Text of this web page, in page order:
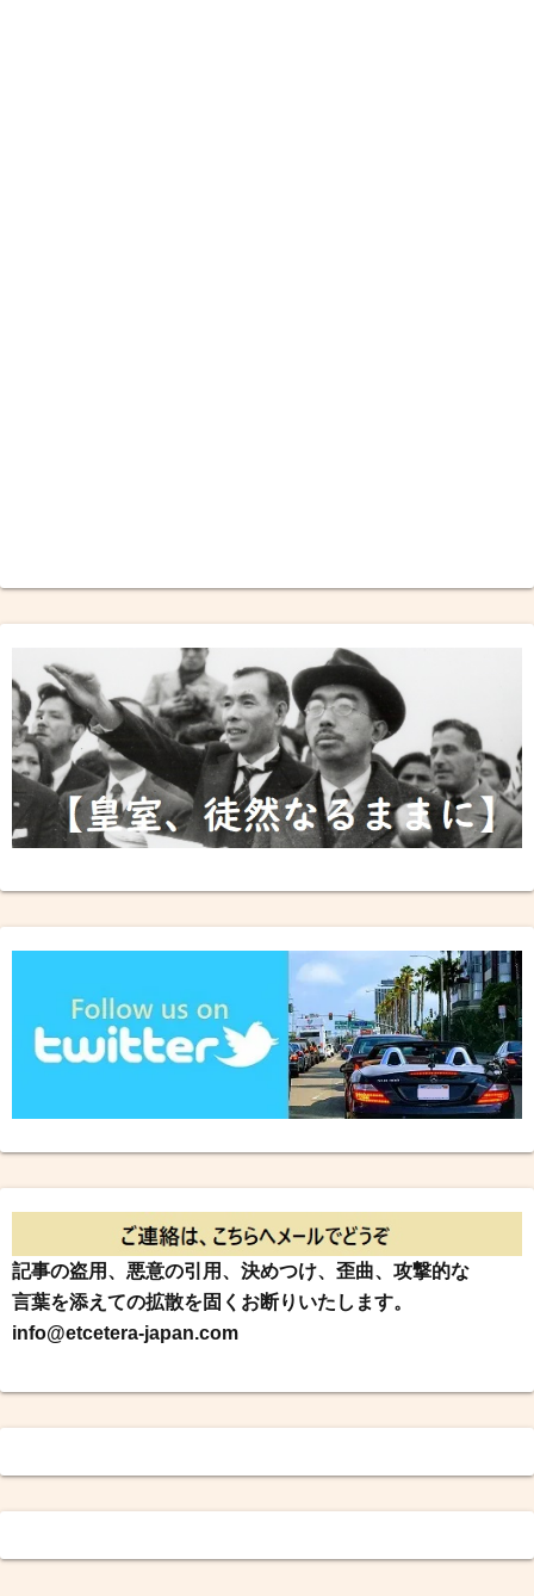
記事の盗用、悪意の引用、決めつけ、歪曲、攻撃的な
言葉を添えての拡散を固くお断りいたします。
info@etcetera-japan.com